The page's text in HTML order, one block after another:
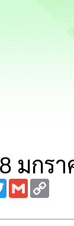
มกรา
TwitterGmail